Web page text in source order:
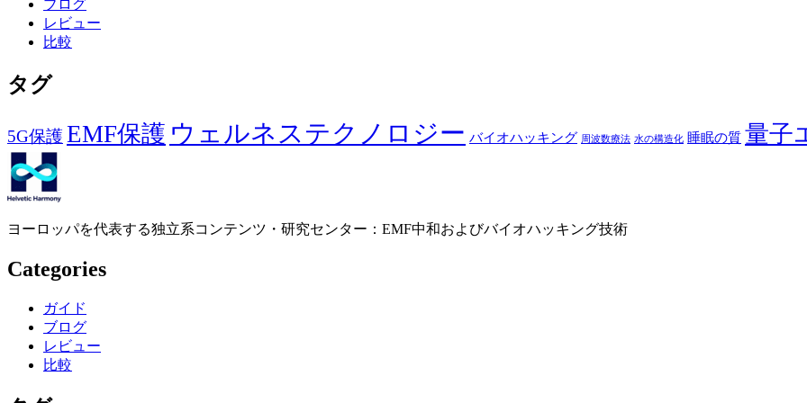
ブログ
レビュー
比較
タグ
5G保護 EMF保護 ウェルネステクノロジー バイオハッキング 周波数療法 水の構造化 睡眠の質 量子
ヨーロッパを代表する独立系コンテンツ・研究センター：EMF中和およびバイオハッキング技術
Categories
ガイド
ブログ
レビュー
比較